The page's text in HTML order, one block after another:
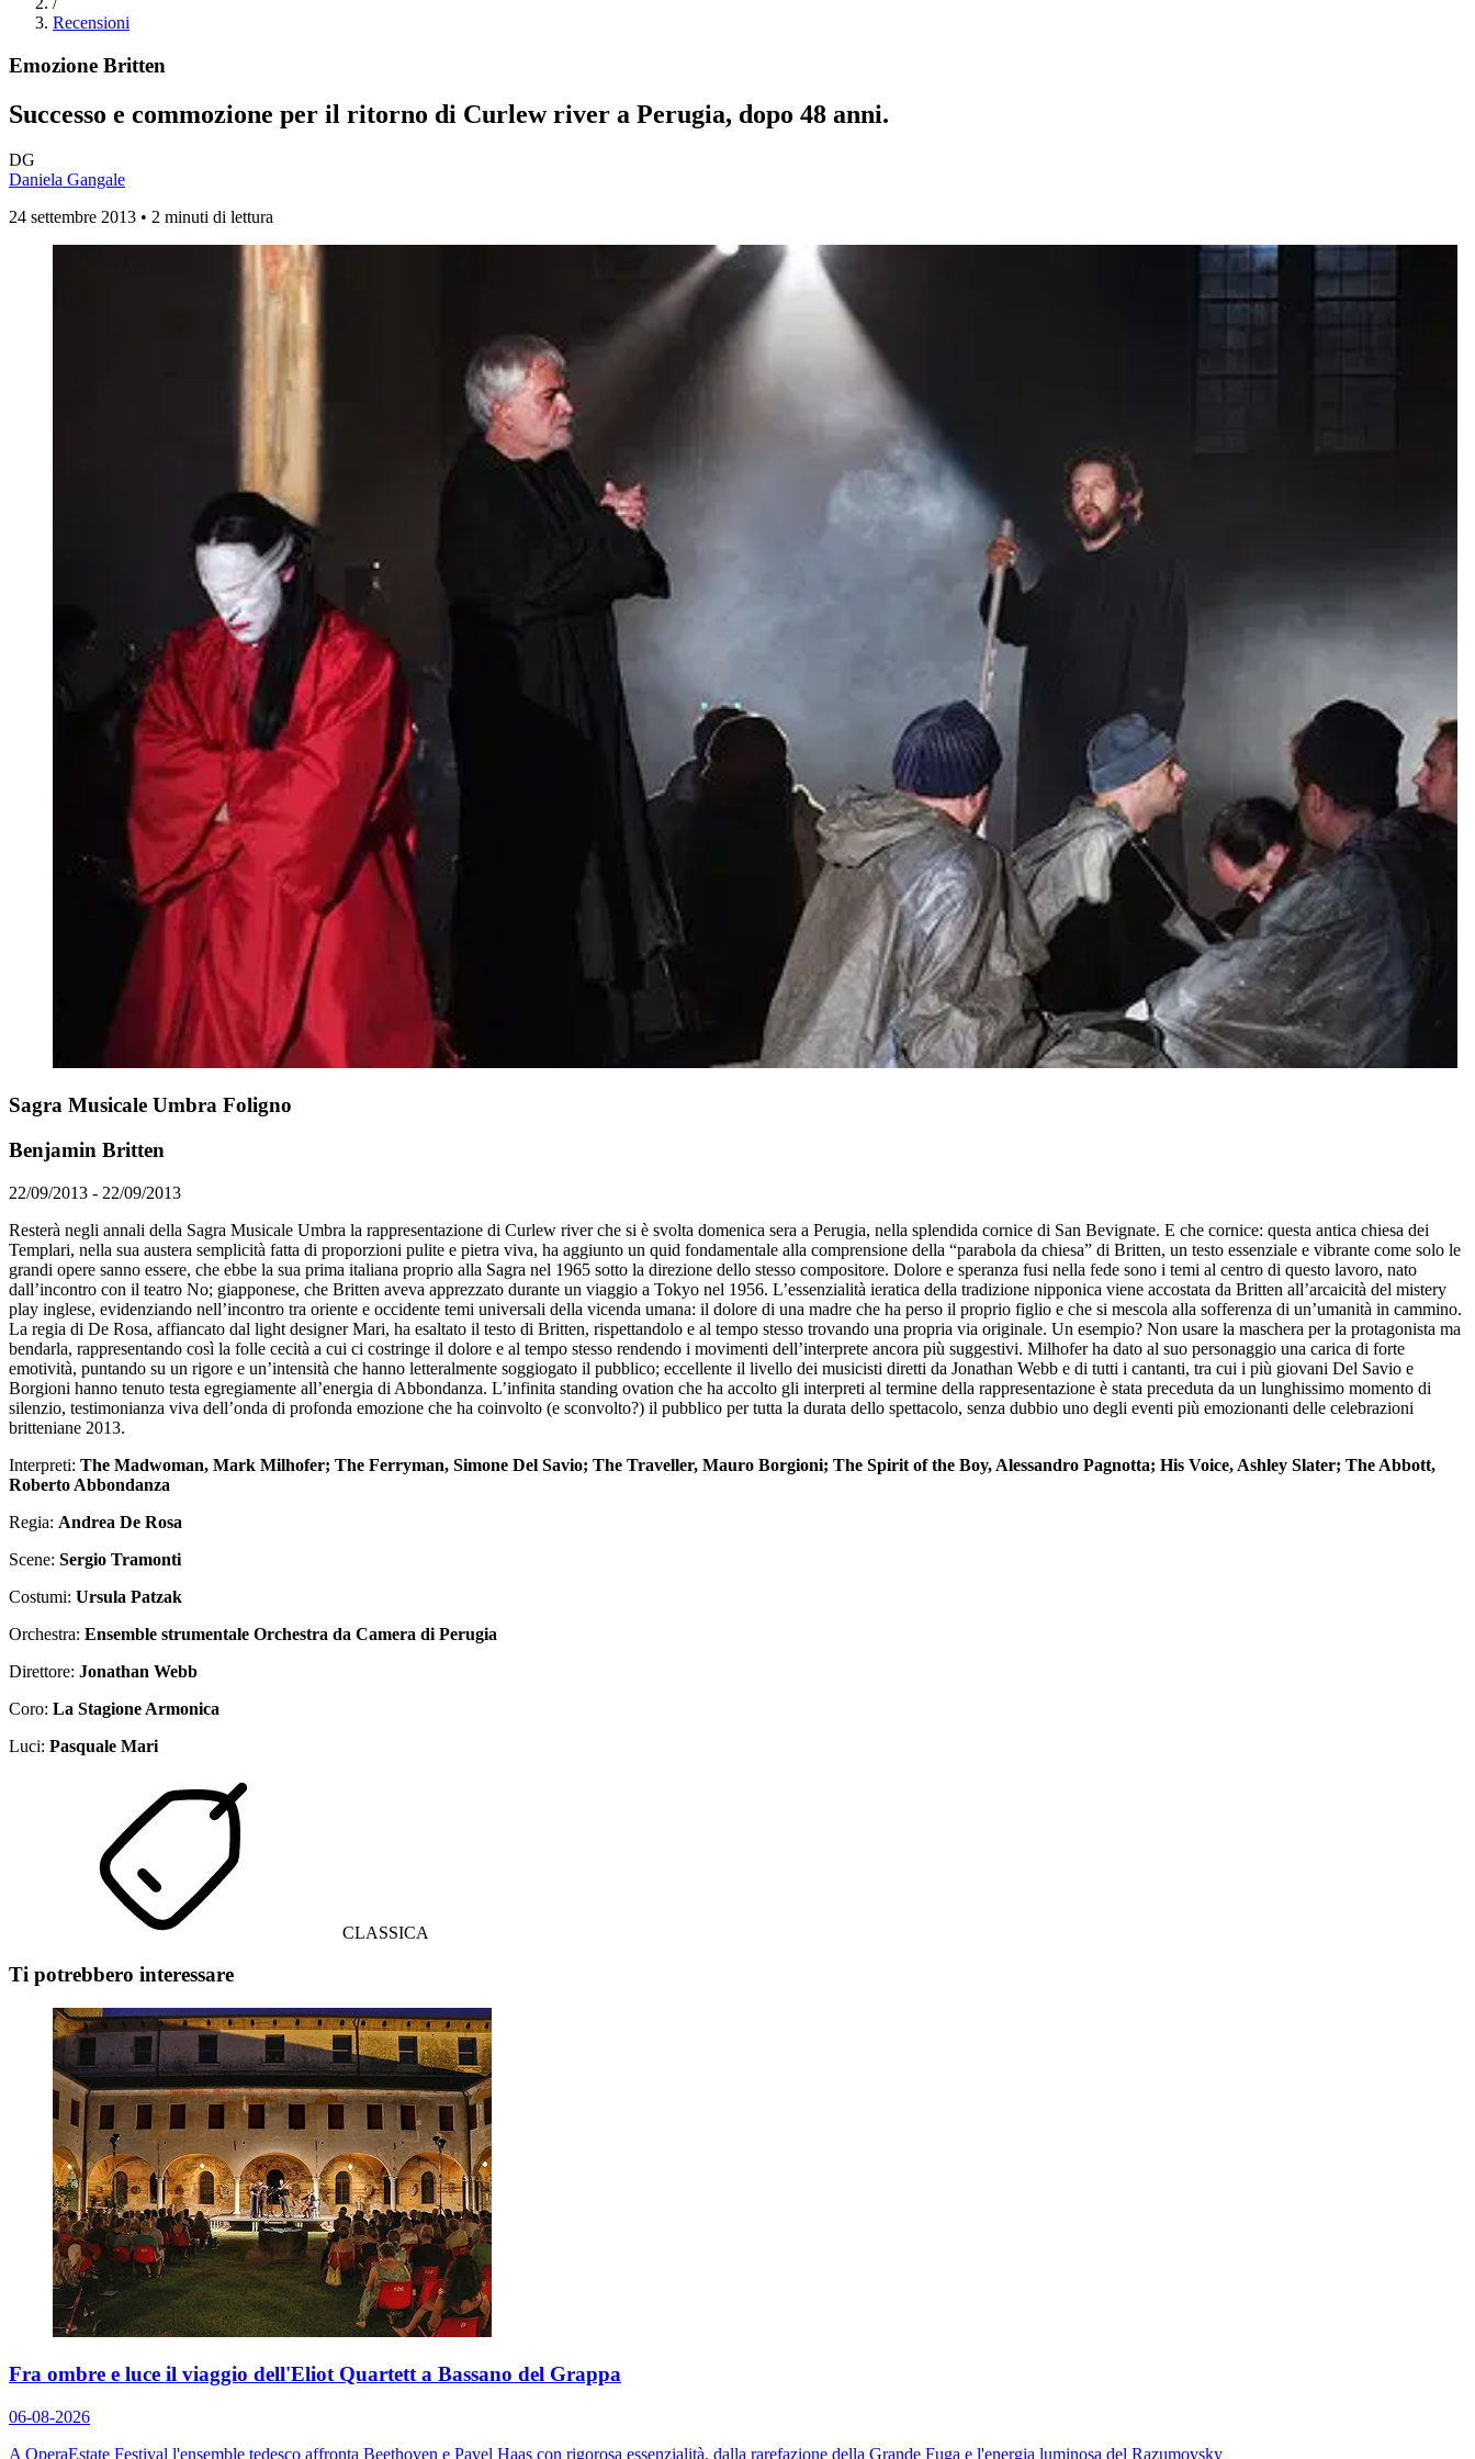
Recensioni
Emozione Britten
Successo e commozione per il ritorno di Curlew river a Perugia, dopo 48 anni.
DG
Daniela Gangale
24 settembre 2013 • 2 minuti di lettura
Sagra Musicale Umbra Foligno
Benjamin Britten
22/09/2013 - 22/09/2013
Resterà negli annali della Sagra Musicale Umbra la rappresentazione di Curlew river che si è svolta domenica sera a Perugia, nella splendida cornice di San Bevignate. E che cornice: questa antica chiesa dei
Templari, nella sua austera semplicità fatta di proporzioni pulite e pietra viva, ha aggiunto un quid fondamentale alla comprensione della “parabola da chiesa” di Britten, un testo essenziale e vibrante come solo le
grandi opere sanno essere, che ebbe la sua prima italiana proprio alla Sagra nel 1965 sotto la direzione dello stesso compositore. Dolore e speranza fusi nella fede sono i temi al centro di questo lavoro, nato
dall’incontro con il teatro No; giapponese, che Britten aveva apprezzato durante un viaggio a Tokyo nel 1956. L’essenzialità ieratica della tradizione nipponica viene accostata da Britten all’arcaicità del mistery
play inglese, evidenziando nell’incontro tra oriente e occidente temi universali della vicenda umana: il dolore di una madre che ha perso il proprio figlio e che si mescola alla sofferenza di un’umanità in cammino.
La regia di De Rosa, affiancato dal light designer Mari, ha esaltato il testo di Britten, rispettandolo e al tempo stesso trovando una propria via originale. Un esempio? Non usare la maschera per la protagonista ma
bendarla, rappresentando così la folle cecità a cui ci costringe il dolore e al tempo stesso rendendo i movimenti dell’interprete ancora più suggestivi. Milhofer ha dato al suo personaggio una carica di forte
emotività, puntando su un rigore e un’intensità che hanno letteralmente soggiogato il pubblico; eccellente il livello dei musicisti diretti da Jonathan Webb e di tutti i cantanti, tra cui i più giovani Del Savio e
Borgioni hanno tenuto testa egregiamente all’energia di Abbondanza. L’infinita standing ovation che ha accolto gli interpreti al termine della rappresentazione è stata preceduta da un lunghissimo momento di
silenzio, testimonianza viva dell’onda di profonda emozione che ha coinvolto (e sconvolto?) il pubblico per tutta la durata dello spettacolo, senza dubbio uno degli eventi più emozionanti delle celebrazioni
britteniane 2013.
Interpreti: The Madwoman, Mark Milhofer; The Ferryman, Simone Del Savio; The Traveller, Mauro Borgioni; The Spirit of the Boy, Alessandro Pagnotta; His Voice, Ashley Slater; The Abbott,
Roberto Abbondanza
Regia: Andrea De Rosa
Scene: Sergio Tramonti
Costumi: Ursula Patzak
Orchestra: Ensemble strumentale Orchestra da Camera di Perugia
Direttore: Jonathan Webb
Coro: La Stagione Armonica
Luci: Pasquale Mari
CLASSICA
Ti potrebbero interessare
Fra ombre e luce il viaggio dell'Eliot Quartett a Bassano del Grappa
06-08-2026
A OperaEstate Festival l'ensemble tedesco affronta Beethoven e Pavel Haas con rigorosa essenzialità, dalla rarefazione della Grande Fuga e l'energia luminosa del Razumovsky